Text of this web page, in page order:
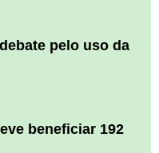
pelo uso da
beneficiar 192